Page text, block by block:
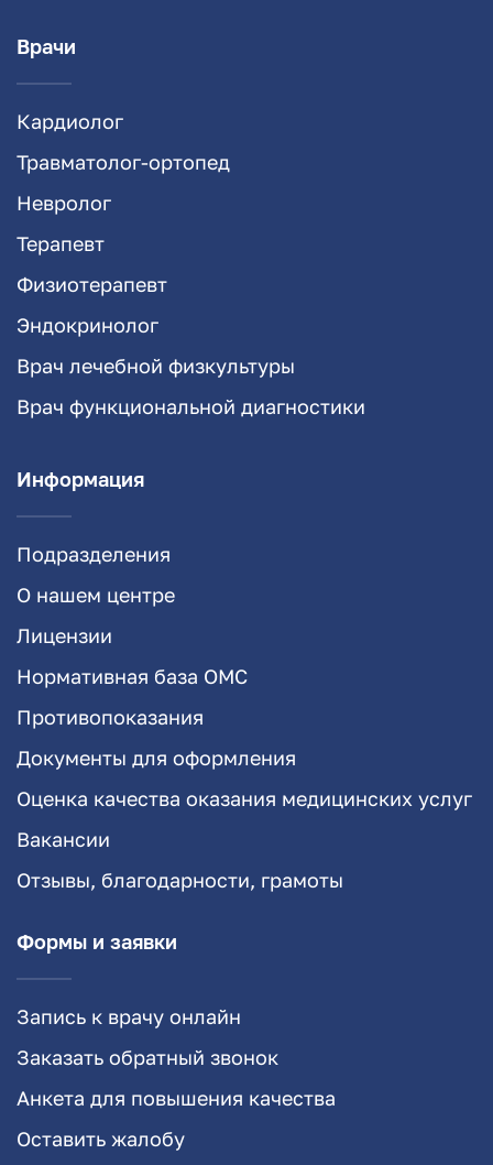
Врачи
Кардиолог
Травматолог-ортопед
Невролог
Терапевт
Физиотерапевт
Эндокринолог
Врач лечебной физкультуры
Врач функциональной диагностики
Информация
Подразделения
О нашем центре
Лицензии
Нормативная база ОМС
Противопоказания
Документы для оформления
Оценка качества оказания медицинских услуг
Вакансии
Отзывы, благодарности, грамоты
Формы и заявки
Запись к врачу онлайн
Заказать обратный звонок
Анкета для повышения качества
Оставить жалобу